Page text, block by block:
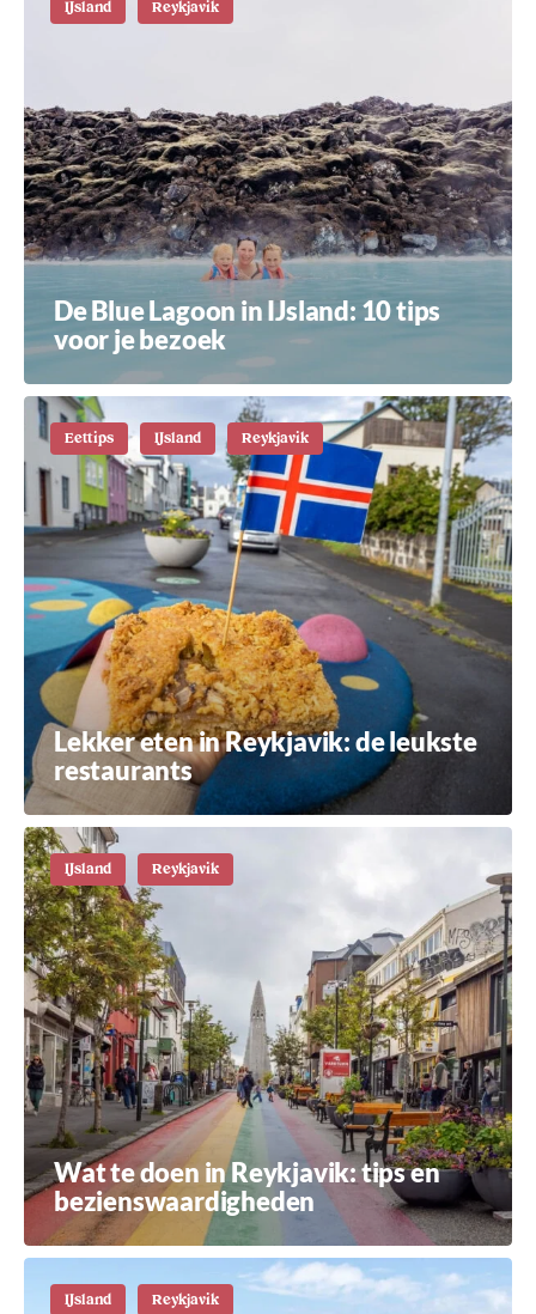
De Blue Lagoon in IJsland: 10 tips
voor je bezoek
IJsland Reykjavik
Lekker eten in Reykjavik: de leukste
restaurants
Eettips IJsland Reykjavik
Wat te doen in Reykjavik: tips en
bezienswaardigheden
IJsland Reykjavik
IJsland Reykjavik